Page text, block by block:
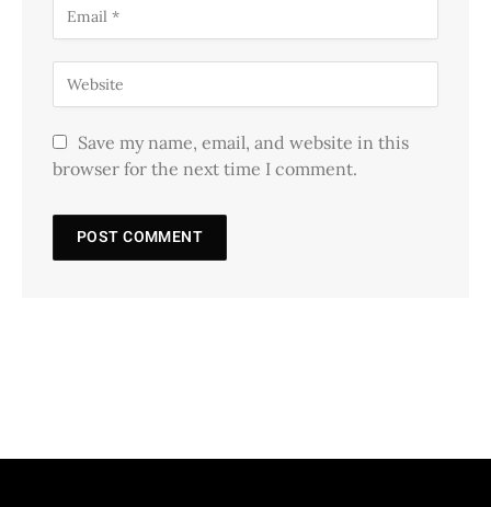
Save my name, email, and website in this
browser for the next time I comment.